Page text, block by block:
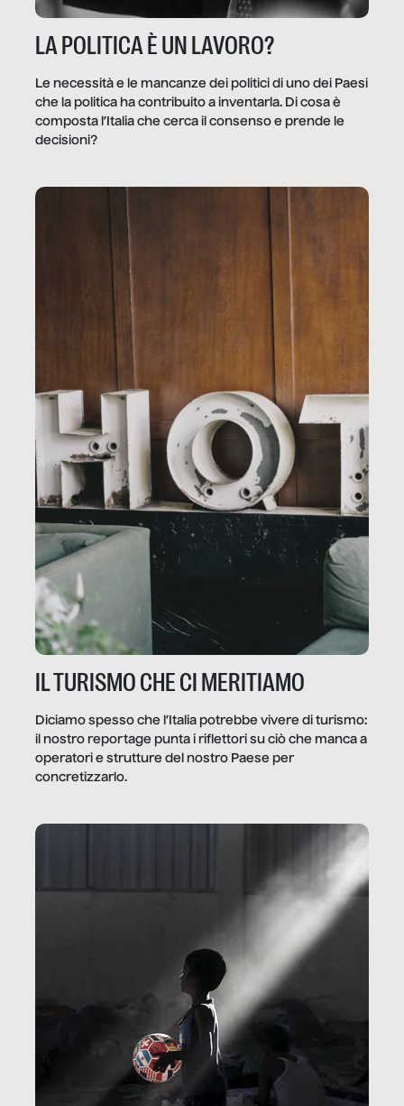
LA POLITICA È UN LAVORO?
Le necessità e le mancanze dei politici di uno dei Paesi
che la politica ha contribuito a inventarla. Di cosa è
composta l’Italia che cerca il consenso e prende le
decisioni?
IL TURISMO CHE CI MERITIAMO
Diciamo spesso che l’Italia potrebbe vivere di turismo:
il nostro reportage punta i riflettori su ciò che manca a
operatori e strutture del nostro Paese per
concretizzarlo.